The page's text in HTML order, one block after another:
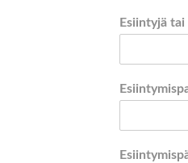
Esiintyjä